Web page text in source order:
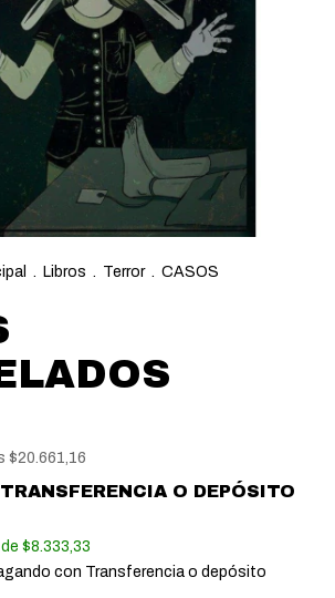
. Libros . Terror . CASOS
$20.661,16
TRANSFERENCIA O DEPÓSITO
$8.333,33
con Transferencia o depósito